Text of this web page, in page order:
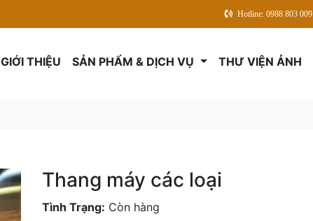
Hotline: 0988 803 009
GIỚI THIỆU SẢN PHẨM & DỊCH VỤ THƯ VIỆN ẢNH
Thang máy các loại
Tình Trạng: Còn hàng